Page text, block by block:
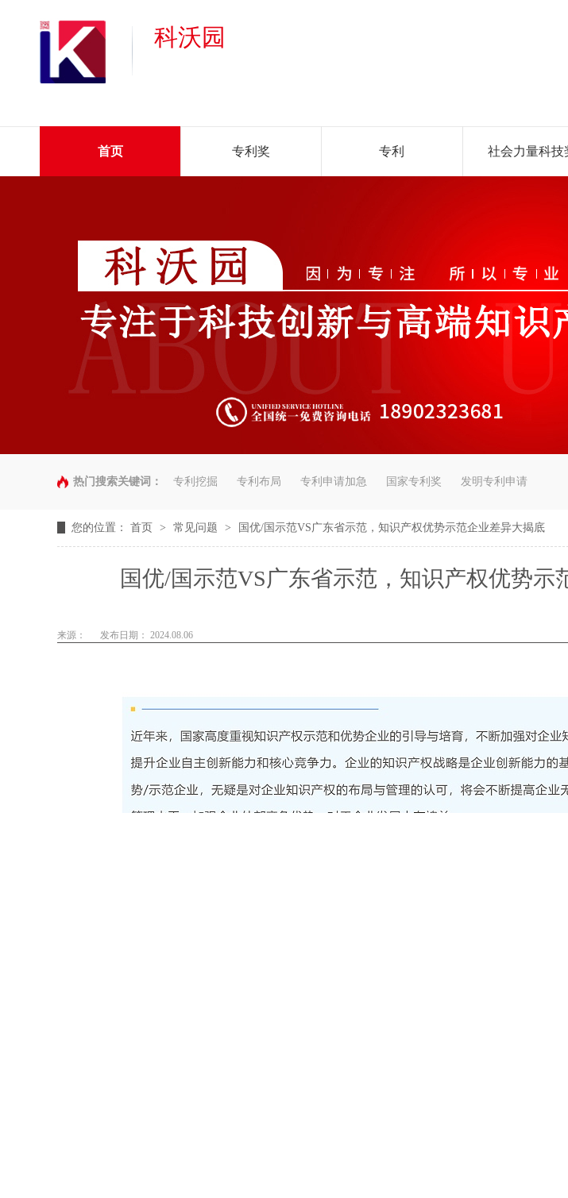
科沃园
首页 专利奖 专利 社会力量科技
热门搜索关键词： 专利挖掘 专利布局 专利申请加急 国家专利奖 发明专利申请
您的位置： 首页 > 常见问题 > 国优/国示范VS广东省示范，知识产权优势示范企业差异大揭底
国优/国示范VS广东省示范，知识产权优势示
来源： 发布日期： 2024.08.06